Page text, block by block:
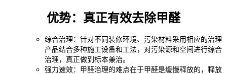
优势：真正有效去除甲醛
综合治理：针对不同装修环境、污染材料采用相应的治理
产品结合多种施工设备和工法，对污染源和空间进行综合
治理，真正做到标本兼治。
强力速效：甲醛治理的难点在于甲醛是缓慢释放的，释放